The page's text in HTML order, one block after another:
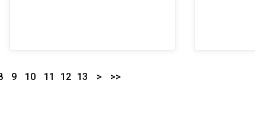
9 10 11 12 13 > >>